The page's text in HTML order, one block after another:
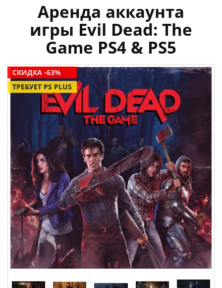
Аренда аккаунта
игры Evil Dead: The
Game PS4 & PS5
СКИДКА -63%
ТРЕБУЕТ PS PLUS